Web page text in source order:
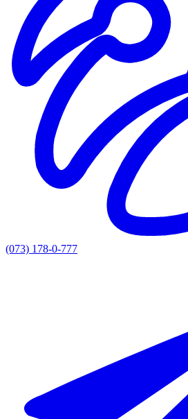
(073) 178-0-777